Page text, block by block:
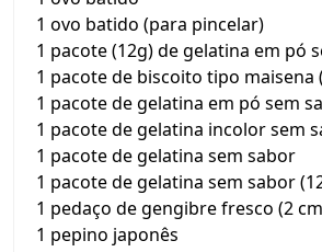
1 ovo batido (para pincelar)
1 pacote (12g) de gelatina em pó
1 pacote de biscoito tipo maisena
1 pacote de gelatina em pó sem
1 pacote de gelatina incolor sem
1 pacote de gelatina sem sabor
1 pacote de gelatina sem sabor
1 pedaço de gengibre fresco (2
1 pepino japonês